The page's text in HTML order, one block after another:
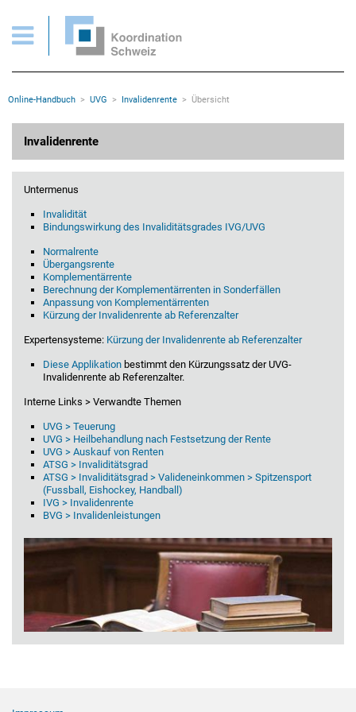
Wichtige Seiten
Home
Inhalt
Sitemap
Rootline Navigation
Online-Handbuch UVG Invalidenrente Übersicht
Invalidenrente
Untermenus
Invalidität
Bindungswirkung des Invaliditätsgrades IVG/UVG
Normalrente
Übergangsrente
Komplementärrente
Berechnung der Komplementärrenten in Sonderfällen
Anpassung von Komplementärrenten
Kürzung der Invalidenrente ab Referenzalter
Expertensysteme: Kürzung der Invalidenrente ab Referenzalter
Diese Applikation bestimmt den Kürzungssatz der UVG-
Invalidenrente ab Referenzalter.
Interne Links > Verwandte Themen
UVG > Teuerung
UVG > Heilbehandlung nach Festsetzung der Rente
UVG > Auskauf von Renten
ATSG > Invaliditätsgrad
ATSG > Invaliditätsgrad > Valideneinkommen > Spitzensport
(Fussball, Eishockey, Handball)
IVG > Invalidenrente
BVG > Invalidenleistungen